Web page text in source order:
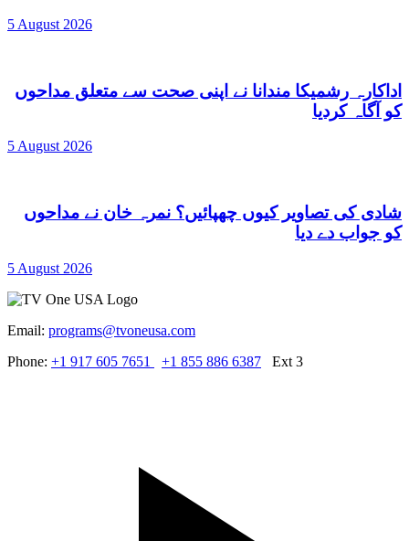
5 August 2026
اداکارہ رشمیکا مندانا نے اپنی صحت سے متعلق مداحوں
کو آگاہ کردیا
5 August 2026
شادی کی تصاویر کیوں چھپائیں؟ نمرہ خان نے مداحوں
کو جواب دے دیا
5 August 2026
Email: programs@tvoneusa.com
Phone: +1 917 605 7651 +1 855 886 6387 Ext 3